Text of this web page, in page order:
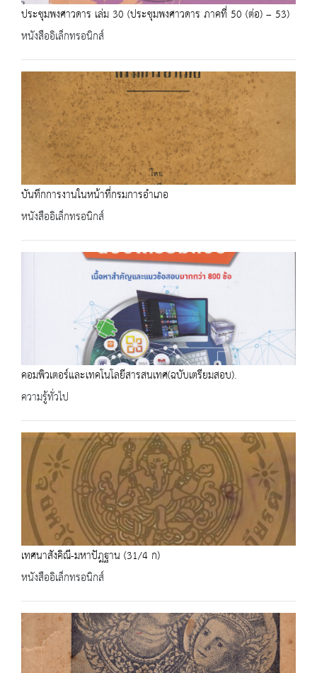
ประชุมพงศาวดาร เล่ม 30 (ประชุมพงศาวดาร ภาคที่ 50 (ต่อ) – 53)
หนังสืออิเล็กทรอนิกส์
บันทึกการงานในหน้าที่กรมการอำเภอ
หนังสืออิเล็กทรอนิกส์
คอมพิวเตอร์และเทคโนโลยีสารสนเทศ(ฉบับเตรียมสอบ).
ความรู้ทั่วไป
เทศนาสังคิณี-มหาปัฎฐาน (31/4 ก)
หนังสืออิเล็กทรอนิกส์